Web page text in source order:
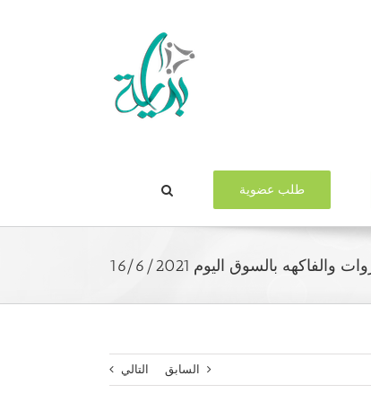
طلب عضوية
بالسوق اليوم 16/6/2021
السابق التالي